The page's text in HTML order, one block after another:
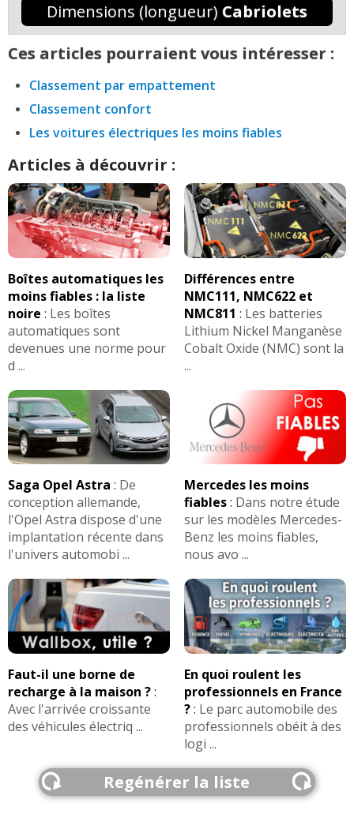
Dimensions (longueur) Cabriolets
Ces articles pourraient vous intéresser :
Classement par empattement
Classement confort
Les voitures électriques les moins fiables
Articles à découvrir :
Boîtes automatiques les
moins fiables : la liste
noire : Les boîtes
automatiques sont
devenues une norme pour
d ...
Différences entre
NMC111, NMC622 et
NMC811 : Les batteries
Lithium Nickel Manganèse
Cobalt Oxide (NMC) sont la
...
Saga Opel Astra : De
conception allemande,
l'Opel Astra dispose d'une
implantation récente dans
l'univers automobi ...
Mercedes les moins
fiables: Dans notre étude
sur les modèles Mercedes-
Benz les moins fiables,
nous avo ...
Faut-il une borne de
recharge à la maison ?:
Avec l'arrivée croissante
des véhicules électriq ...
En quoi roulent les
professionnels en France
?: Le parc automobile des
professionnels obéit à des
logi ...
Regénérer la liste